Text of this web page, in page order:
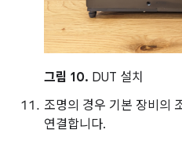
그림 10. DUT 설치
조명의 경우 기본 장비의
연결합니다.